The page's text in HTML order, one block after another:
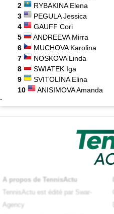
2
RYBAKINA Elena
3
PEGULA Jessica
4
GAUFF Cori
5
ANDREEVA Mirra
6
MUCHOVA Karolina
7
NOSKOVA Linda
8
SWIATEK Iga
9
SVITOLINA Elina
10
ANISIMOVA Amanda
-
A propos de TennisActu
TennisActu est édité par Swar-
Agency